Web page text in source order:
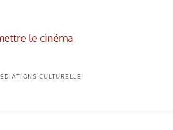
le cinéma
CULTURELLE